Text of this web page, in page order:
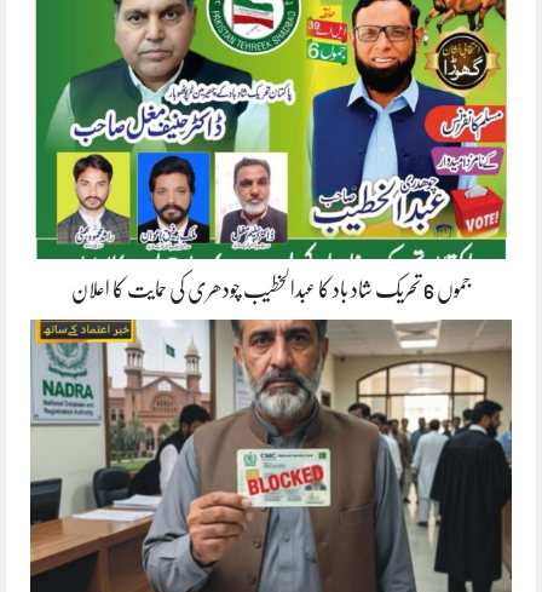
جموں 6 تحریک شاد باد کا عبدالخطیب چودھری کی حمایت کا اعلان